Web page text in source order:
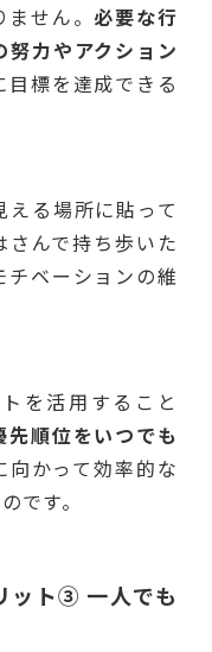
せん。 必要な行
力やアクション
目標を達成できる
る場所に貼って
んで持ち歩いた
チベーションの維
を活用すること
順位をいつでも
向かって効率的な
です。
ット③ 一人でも